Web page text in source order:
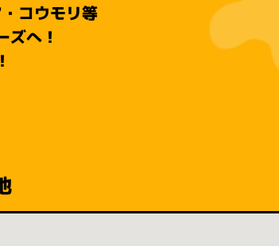
コウモリ等
ズへ！